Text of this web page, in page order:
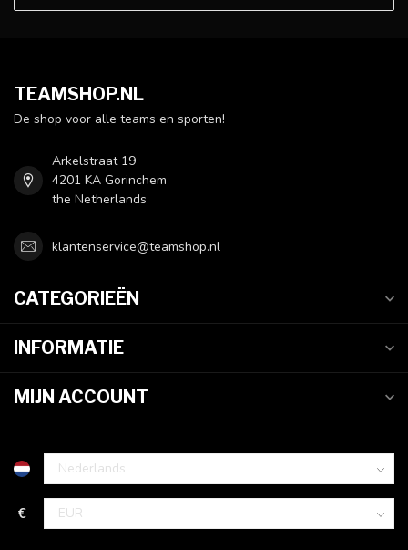
TEAMSHOP.NL
De shop voor alle teams en sporten!
Arkelstraat 19
4201 KA Gorinchem
the Netherlands
klantenservice@teamshop.nl
CATEGORIEËN
INFORMATIE
MIJN ACCOUNT
€